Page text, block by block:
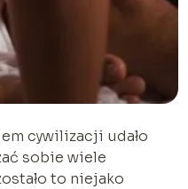
cywilizacji udało
sobie wiele
to niejako